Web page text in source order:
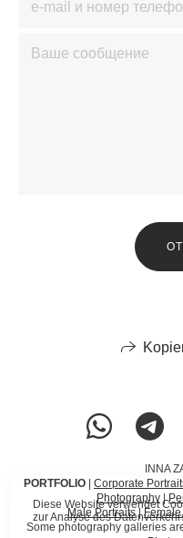
INNA
PORTFOLIO | Corporate
Photography |
Male Portraits|
Some photography galleries
Diese Website verwendet
zur Analyse des